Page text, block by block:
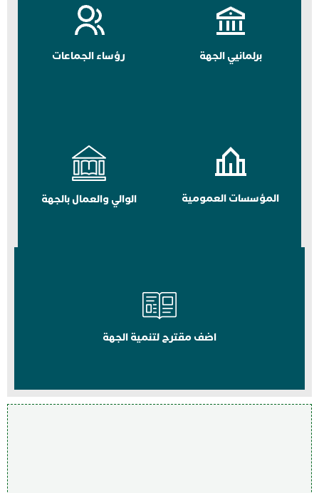
برلمانيي الجهة رؤساء الجماعات
المؤسسات العمومية الوالي والعمال بالجهة
اضف مقترح لتنمية الجهة